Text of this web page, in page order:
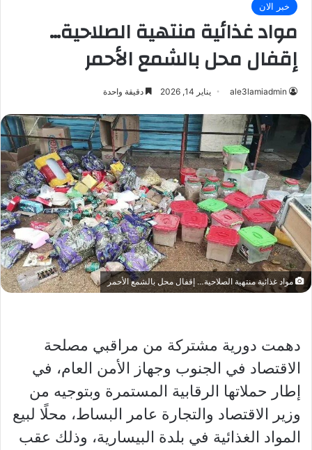
خبر الان
مواد غذائية منتهية الصلاحية…
إقفال محل بالشمع الأحمر
ale3lamiadmin يناير 14, 2026 دقيقة واحدة
مواد غذائية منتهية الصلاحية… إقفال محل بالشمع الأحمر
دهمت دورية مشتركة من مراقبي مصلحة
الاقتصاد في الجنوب وجهاز الأمن العام، في
إطار حملاتها الرقابية المستمرة وبتوجيه من
وزير الاقتصاد والتجارة عامر البساط، محلًا لبيع
المواد الغذائية في بلدة البيسارية، وذلك عقب